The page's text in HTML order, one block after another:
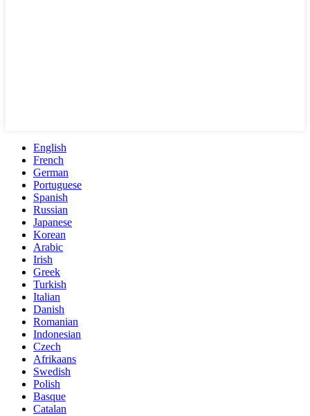
English
French
German
Portuguese
Spanish
Russian
Japanese
Korean
Arabic
Irish
Greek
Turkish
Italian
Danish
Romanian
Indonesian
Czech
Afrikaans
Swedish
Polish
Basque
Catalan